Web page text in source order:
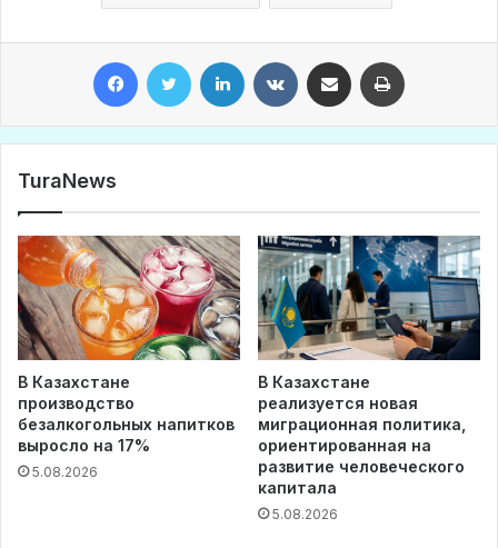
TuraNews
В Казахстане
производство
безалкогольных напитков
выросло на 17%
5.08.2026
В Казахстане
реализуется новая
миграционная политика,
ориентированная на
развитие человеческого
капитала
5.08.2026